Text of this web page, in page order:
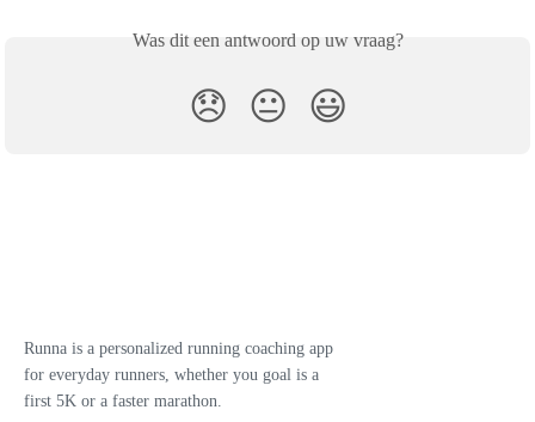
Was dit een antwoord op uw vraag?
😞 😐 😃
Runna is a personalized running coaching app
for everyday runners, whether you goal is a
first 5K or a faster marathon.